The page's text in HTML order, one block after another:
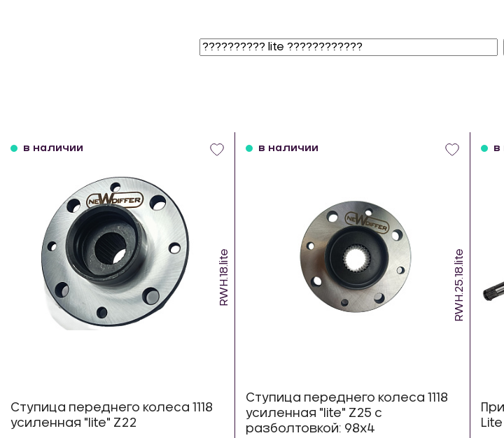
RWH.18.lite
в наличии
Ступица переднего колеса 1118
усиленная "lite" Z22
RWH.25.18.lite
в наличии
Ступица переднего колеса 1118
усиленная "lite" Z25 с
разболтовкой: 98х4
в